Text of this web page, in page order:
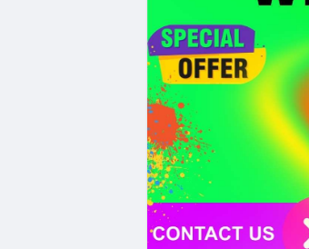
Fear hiện tại có thể là
Xem chi tiết các bài viết
#whalealertbtc